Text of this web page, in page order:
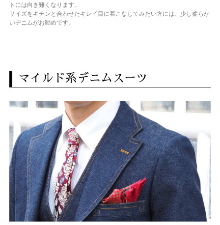
トには向き難くなります。
サイズをキチンと合わせたキレイ目に着こなしてみたい方には、少し柔らか
いデニムがお勧めです。
マイルド系デニムスーツ